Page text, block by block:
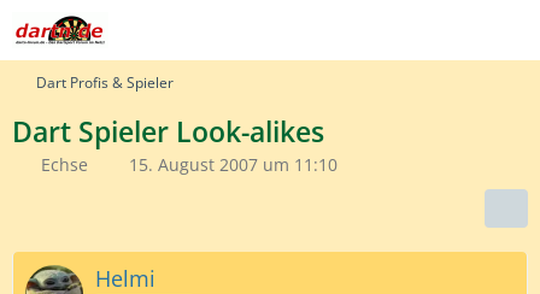
Dart Profis & Spieler
Dart Spieler Look-alikes
Echse 15. August 2007 um 11:10
Helmi